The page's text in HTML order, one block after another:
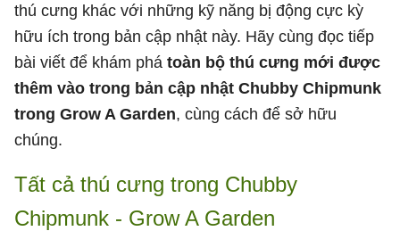
thú cưng khác với những kỹ năng bị động cực kỳ
hữu ích trong bản cập nhật này. Hãy cùng đọc tiếp
bài viết để khám phá toàn bộ thú cưng mới được
thêm vào trong bản cập nhật Chubby Chipmunk
trong Grow A Garden, cùng cách để sở hữu
chúng.
Tất cả thú cưng trong Chubby
Chipmunk - Grow A Garden